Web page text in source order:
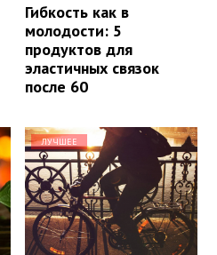
Гибкость как в
молодости: 5
продуктов для
эластичных связок
после 60
ЛУЧШЕЕ